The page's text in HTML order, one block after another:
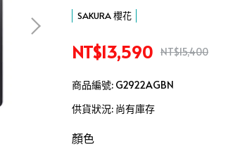
SAKURA 櫻花
NT$13,590 NT$15,400
商品編號: G2922AGBN
供貨狀況: 尚有庫存
顏色